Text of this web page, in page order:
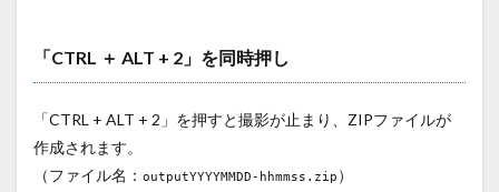
「CTRL ＋ ALT + 2」を同時押し
「CTRL + ALT + 2」を押すと撮影が止まり、ZIPファイルが
作成されます。
（ファイル名： outputYYYYMMDD-hhmmss.zip ）